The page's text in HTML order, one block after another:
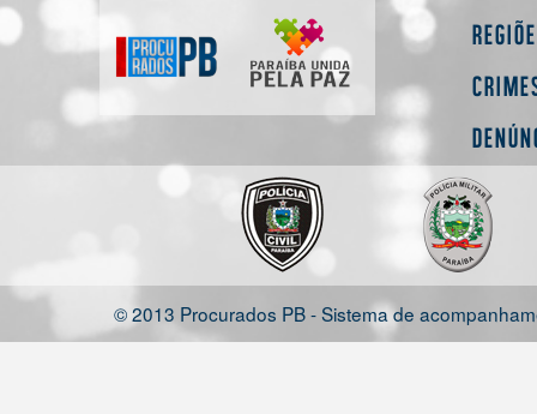
© 2013 Procurados PB - Sistema de